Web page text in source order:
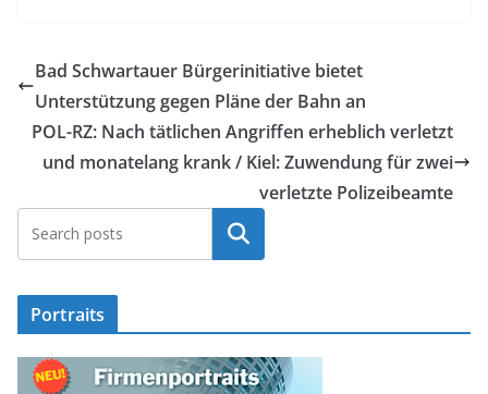
Bad Schwartauer Bürgerinitiative bietet
Unterstützung gegen Pläne der Bahn an
POL-RZ: Nach tätlichen Angriffen erheblich verletzt
und monatelang krank / Kiel: Zuwendung für zwei
verletzte Polizeibeamte
Suchen
Portraits